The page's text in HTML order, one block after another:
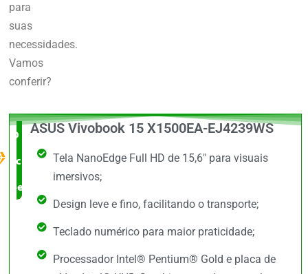
para
suas
necessidades.
Vamos
conferir?
O Melhor
custo x
benefício
ASUS Vivobook 15 X1500EA-EJ4239WS
Tela NanoEdge Full HD de 15,6" para visuais
imersivos;
Design leve e fino, facilitando o transporte;
Teclado numérico para maior praticidade;
Processador Intel® Pentium® Gold e placa de